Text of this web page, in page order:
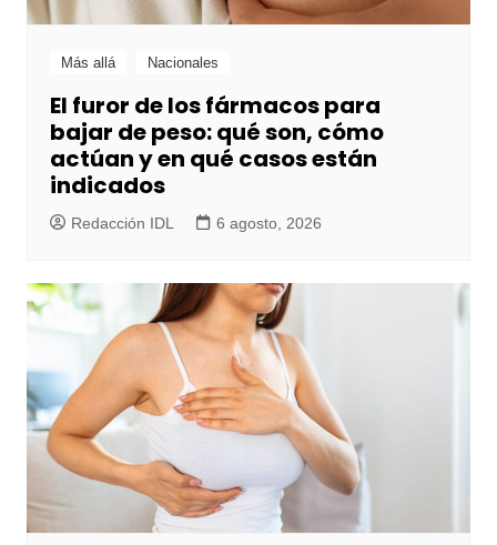
Más allá Nacionales
El furor de los fármacos para
bajar de peso: qué son, cómo
actúan y en qué casos están
indicados
Redacción IDL 6 agosto, 2026